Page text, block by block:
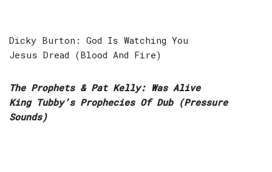
Dicky Burton: God Is Watching You
Jesus Dread (Blood And Fire)
The Prophets & Pat Kelly: Was Alive
King Tubby’s Prophecies Of Dub (Pressure
Sounds)